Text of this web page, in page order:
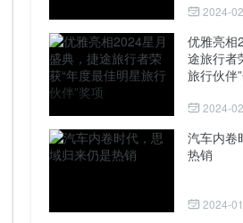
2024-
优雅亮相
途旅行者
旅行伙伴
2024-
汽车内卷
热销
2024-